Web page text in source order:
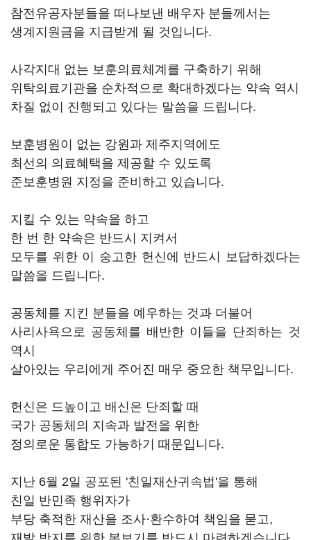
참전유공자분들을 떠나보낸 배우자 분들께서는
생계지원금을 지급받게 될 것입니다.
사각지대 없는 보훈의료체계를 구축하기 위해
위탁의료기관을 순차적으로 확대하겠다는 약속 역시
차질 없이 진행되고 있다는 말씀을 드립니다.
보훈병원이 없는 강원과 제주지역에도
최선의 의료혜택을 제공할 수 있도록
준보훈병원 지정을 준비하고 있습니다.
지킬 수 있는 약속을 하고
한 번 한 약속은 반드시 지켜서
모두를 위한 이 숭고한 헌신에 반드시 보답하겠다는
말씀을 드립니다.
공동체를 지킨 분들을 예우하는 것과 더불어
사리사욕으로 공동체를 배반한 이들을 단죄하는 것
역시
살아있는 우리에게 주어진 매우 중요한 책무입니다.
헌신은 드높이고 배신은 단죄할 때
국가 공동체의 지속과 발전을 위한
정의로운 통합도 가능하기 때문입니다.
지난 6월 2일 공포된 '친일재산귀속법'을 통해
친일 반민족 행위자가
부당 축적한 재산을 조사·환수하여 책임을 묻고,